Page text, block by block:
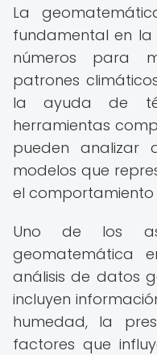
La
fundamental en
números para
patrones
la ayuda de
herramientas
pueden analizar
modelos que
el
Uno de los
geomatemática
análisis de datos
incluyen
humedad, la
factores que